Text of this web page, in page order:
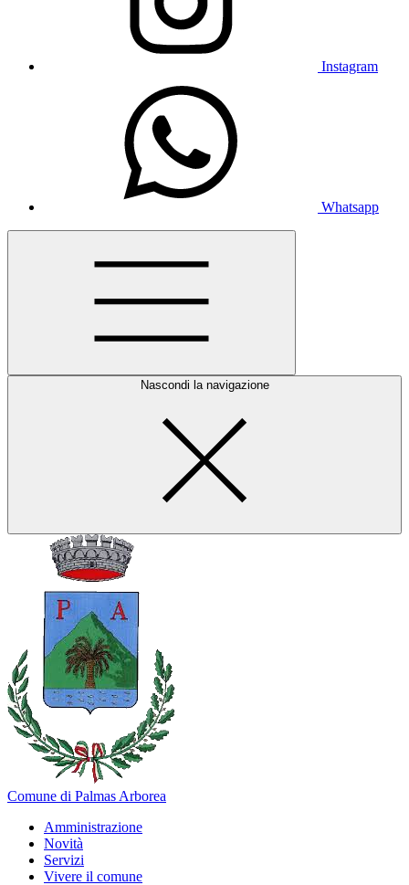
Instagram
Whatsapp
Nascondi la navigazione
Comune di Palmas Arborea
Amministrazione
Novità
Servizi
Vivere il comune